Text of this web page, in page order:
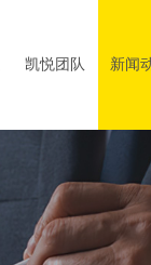
凯悦团队 新闻